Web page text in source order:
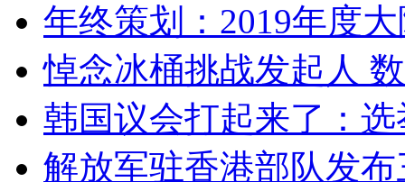
年终策划：2019年度
悼念冰桶挑战发起人
韩国议会打起来了：
解放军驻香港部队发